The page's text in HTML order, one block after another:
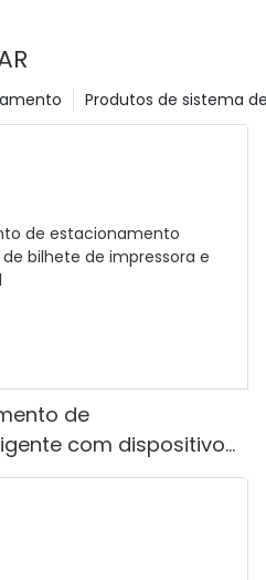
Produtos de sistema
de
com dispositivo
e portão de barreira